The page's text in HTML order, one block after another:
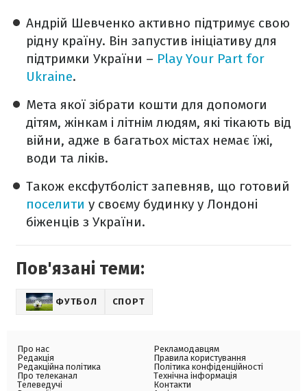
Андрій Шевченко активно підтримує свою
рідну країну. Він запустив ініціативу для
підтримки України – Play Your Part for
Ukraine.
Мета якої зібрати кошти для допомоги
дітям, жінкам і літнім людям, які тікають від
війни, адже в багатьох містах немає їжі,
води та ліків.
Також ексфутболіст запевняв, що готовий
поселити у своєму будинку у Лондоні
біженців з України.
Пов'язані теми:
ФУТБОЛ СПОРТ
Про нас
Редакція
Редакційна політика
Про телеканал
Телеведучі
Рекламодавцям
Правила користування
Політика конфіденційності
Технічна інформація
Контакти